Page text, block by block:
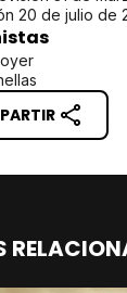
20 de julio de